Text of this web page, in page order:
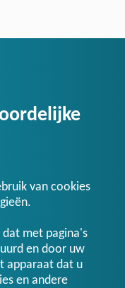
van cookies
dat met pagina's
en door uw
apparaat dat u
en andere